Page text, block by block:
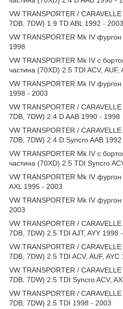
VW TRANSPORTER /
7DB, 7DW) 1.9 TD ABL 1992 - 2003
VW TRANSPORTER Mk IV
1998
VW TRANSPORTER Mk IV c
частина (70XD) 2.5 TDI ACV, AUF,
VW TRANSPORTER Mk IV
1998 - 2003
VW TRANSPORTER /
7DB, 7DW) 2.4 D AAB 1990 - 1998
VW TRANSPORTER /
7DB, 7DW) 2.4 D Syncro AAB
VW TRANSPORTER Mk IV c
частина (70XD) 2.5 TDI Syncro
VW TRANSPORTER Mk IV
AXL 1995 - 2003
VW TRANSPORTER Mk IV
2003
VW TRANSPORTER /
7DB, 7DW) 2.5 TDI AJT, AYY 1998
VW TRANSPORTER /
7DB, 7DW) 2.5 TDI ACV, AUF, AYC
VW TRANSPORTER /
7DB, 7DW) 2.5 TDI Syncro ACV,
VW TRANSPORTER /
7DB, 7DW) 2.5 TDI 1998 - 2003